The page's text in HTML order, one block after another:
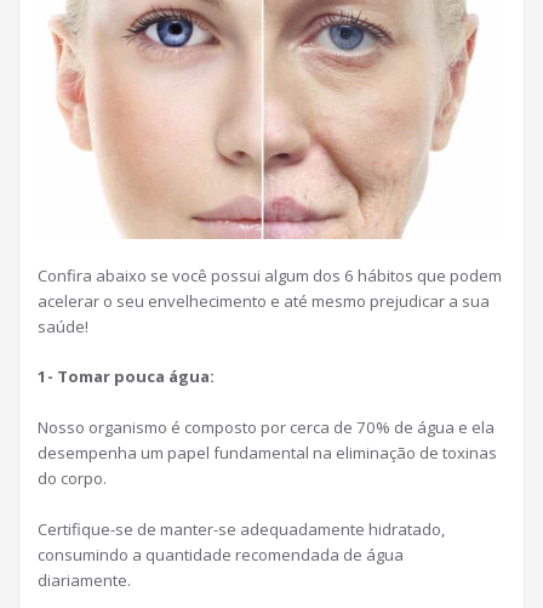
Confira abaixo se você possui algum dos 6 hábitos que podem
acelerar o seu envelhecimento e até mesmo prejudicar a sua
saúde!
1- Tomar pouca água:
Nosso organismo é composto por cerca de 70% de água e ela
desempenha um papel fundamental na eliminação de toxinas
do corpo.
Certifique-se de manter-se adequadamente hidratado,
consumindo a quantidade recomendada de água
diariamente.